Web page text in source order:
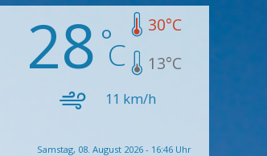
28 30°C
13°C
11 km/h
Samstag, 08. August 2026 - 16:46 Uhr